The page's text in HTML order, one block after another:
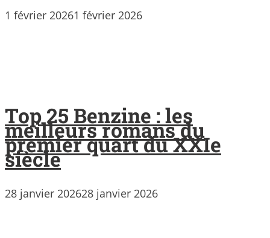
1 février 20261 février 2026
Top 25 Benzine : les
meilleurs romans du
premier quart du XXIe
siècle
28 janvier 202628 janvier 2026